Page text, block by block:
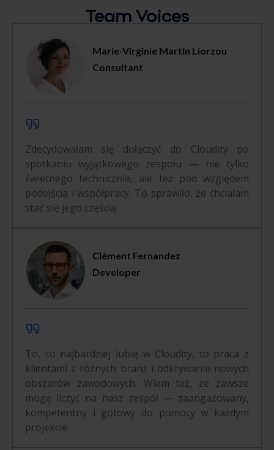
Team Voices
Marie-Virginie Martin Liorzou
Consultant
Zdecydowałam się dołączyć do Cloudity po
spotkaniu wyjątkowego zespołu — nie tylko
świetnego technicznie, ale też pod względem
podejścia i współpracy. To sprawiło, że chciałam
stać się jego częścią.
Clément Fernandez
Developer
To, co najbardziej lubię w Cloudity, to praca z
klientami z różnych branż i odkrywanie nowych
obszarów zawodowych. Wiem też, że zawsze
mogę liczyć na nasz zespół — zaangażowany,
kompetentny i gotowy do pomocy w każdym
projekcie.